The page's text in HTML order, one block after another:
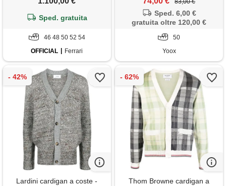
Sped. gratuita
46 48 50 52 54
OFFICIAL
Ferrari
Sped. 6,00 €
gratuita oltre 120,00 €
50
Yoox
Lardini cardigan a coste -
Thom Browne cardigan a